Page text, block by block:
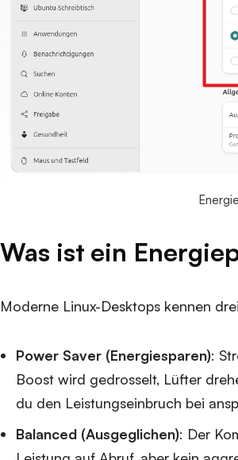
Was ist ein
Moderne Linux-Desktops kennen
Power Saver (Energiesparen):
Boost wird gedrosselt, Lüfter
du den Leistungseinbruch bei
Balanced (Ausgeglichen): Der